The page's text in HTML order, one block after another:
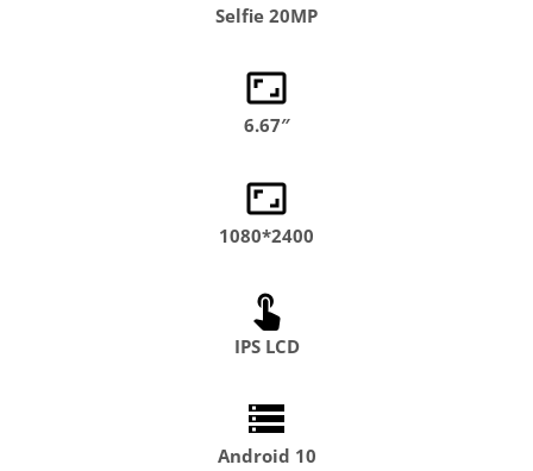
Selfie 20MP
6.67″
1080*2400
IPS LCD
Android 10